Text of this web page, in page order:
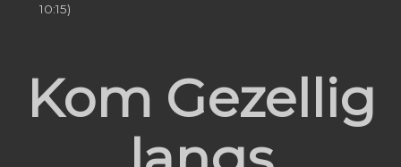
10:15)
Kom Gezellig